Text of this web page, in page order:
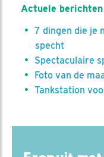
Actuele berichten
7 dingen die je
specht
Spectaculaire
Foto van de
Tankstation